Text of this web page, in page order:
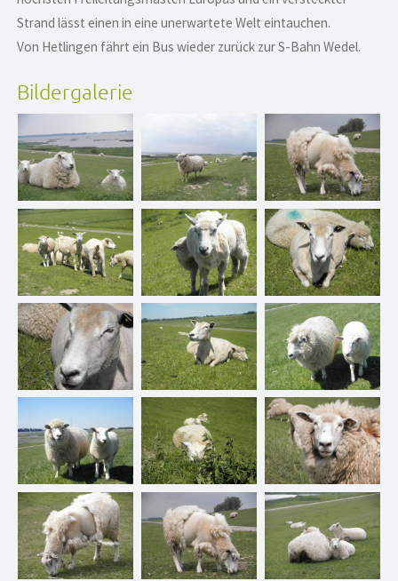
Strand lässt einen in eine unerwartete Welt eintauchen.
Von Hetlingen fährt ein Bus wieder zurück zur S-Bahn Wedel.
Bildergalerie